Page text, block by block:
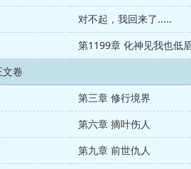
对不起，我回来了.....
第1199章 化神见我也低
文卷
第三章 修行境界
第六章 摘叶伤人
第九章 前世仇人